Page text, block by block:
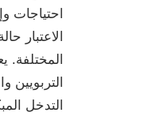
احتياجات
الاعتبار
المختلفة.
التربويين
التدخل